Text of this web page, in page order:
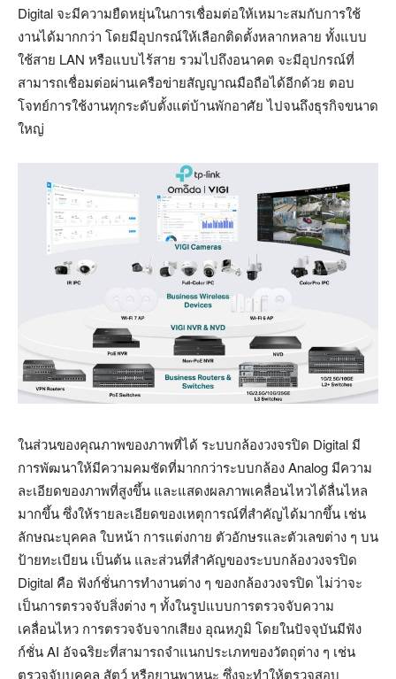
Digital จะมีความยืดหยุ่นในการเชื่อมต่อให้เหมาะสมกับการใช้
งานได้มากกว่า โดยมีอุปกรณ์ให้เลือกติดตั้งหลากหลาย ทั้งแบบ
ใช้สาย LAN หรือแบบไร้สาย รวมไปถึงอนาคต จะมีอุปกรณ์ที่
สามารถเชื่อมต่อผ่านเครือข่ายสัญญาณมือถือได้อีกด้วย ตอบ
โจทย์การใช้งานทุกระดับตั้งแต่บ้านพักอาศัย ไปจนถึงธุรกิจขนาด
ใหญ่
ในส่วนของคุณภาพของภาพที่ได้ ระบบกล้องวงจรปิด Digital มี
การพัฒนาให้มีความคมชัดที่มากกว่าระบบกล้อง Analog มีความ
ละเอียดของภาพที่สูงขึ้น และแสดงผลภาพเคลื่อนไหวได้ลื่นไหล
มากขึ้น ซึ่งให้รายละเอียดของเหตุการณ์ที่สำคัญได้มากขึ้น เช่น
ลักษณะบุคคล ใบหน้า การแต่งกาย ตัวอักษรและตัวเลขต่าง ๆ บน
ป้ายทะเบียน เป็นต้น และส่วนที่สำคัญของระบบกล้องวงจรปิด
Digital คือ ฟังก์ชั่นการทำงานต่าง ๆ ของกล้องวงจรปิด ไม่ว่าจะ
เป็นการตรวจจับสิ่งต่าง ๆ ทั้งในรูปแบบการตรวจจับความ
เคลื่อนไหว การตรวจจับจากเสียง อุณหภูมิ โดยในปัจจุบันมีฟัง
ก์ชั่น AI อัจฉริยะที่สามารถจำแนกประเภทของวัตถุต่าง ๆ เช่น
ตรวจจับบุคคล สัตว์ หรือยานพาหนะ ซึ่งจะทำให้ตรวจสอบ